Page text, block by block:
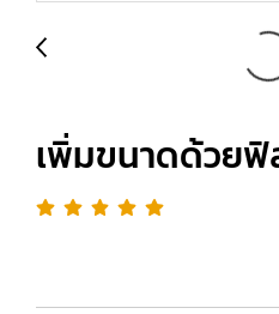
เพิ่มขนาดด้วยฟิ